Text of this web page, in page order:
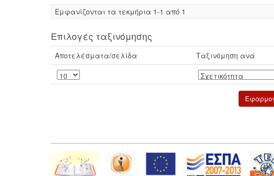
Eμφανίζονται τα τεκμήρια 1-1 από 1
Επιλογές ταξινόμησης
Αποτελέσματα/σελίδα Ταξινόμηση ανά